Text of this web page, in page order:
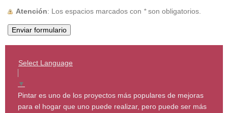
Atención : Los espacios marcados con *son obligatorios.
Select Language
▼
Pintar es uno de los proyectos más populares de mejoras
para el hogar que uno puede realizar, pero puede ser más